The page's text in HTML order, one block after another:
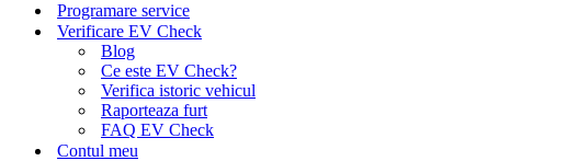
Programare service
Verificare EV Check
Blog
Ce este EV Check?
Verifica istoric vehicul
Raporteaza furt
FAQ EV Check
Contul meu